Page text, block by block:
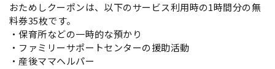
おためしクーポンは、以下のサービス利用時の1時間分の無
料券35枚です。
・保育所などの一時的な預かり
・ファミリーサポートセンターの援助活動
・産後ママヘルパー